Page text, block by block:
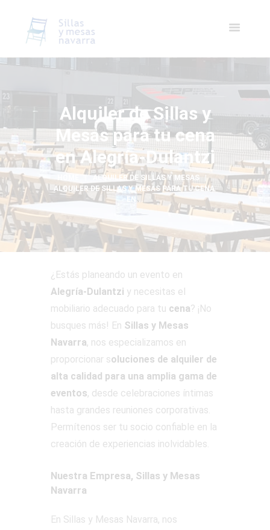
Alquiler de Sillas y
Mesas para tu cena
en Alegría-Dulantzi
ALQUILER DE SILLAS Y MESAS
ALQUILER DE SILLAS Y MESAS PARA TU CENA
EN...
¿Estás planeando un evento en
Alegría-Dulantzi y necesitas el
mobiliario adecuado para tu cena? ¡No
busques más! En Sillas y Mesas
Navarra, nos especializamos en
proporcionar soluciones de alquiler de
alta calidad para una amplia gama de
eventos, desde celebraciones íntimas
hasta grandes reuniones corporativas.
Permítenos ser tu socio confiable en la
creación de experiencias inolvidables.
Nuestra Empresa, Sillas y Mesas
Navarra
En Sillas y Mesas Navarra, nos